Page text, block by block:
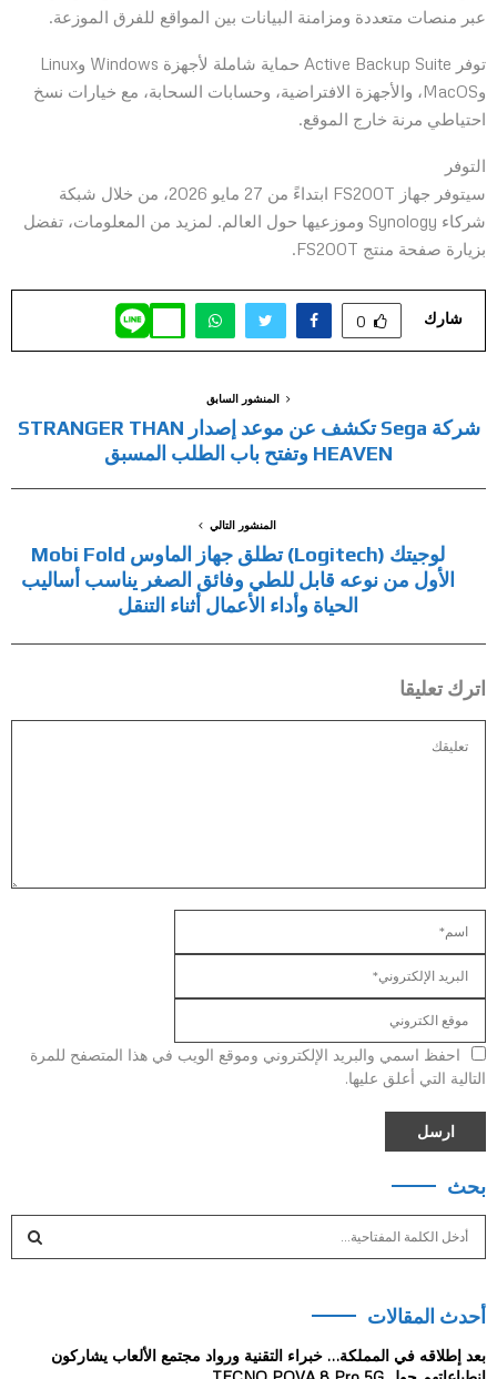
عبر منصات متعددة ومزامنة البيانات بين المواقع للفرق الموزعة.
توفر Active Backup Suite حماية شاملة لأجهزة Windows وLinux
وMacOS، والأجهزة الافتراضية، وحسابات السحابة، مع خيارات نسخ
احتياطي مرنة خارج الموقع.
التوفر
سيتوفر جهاز FS200T ابتداءً من 27 مايو 2026، من خلال شبكة
شركاء Synology وموزعيها حول العالم. لمزيد من المعلومات، تفضل
بزيارة صفحة منتج FS200T.
شارك 0
المنشور السابق
شركة Sega تكشف عن موعد إصدار STRANGER THAN
HEAVEN وتفتح باب الطلب المسبق
المنشور التالي
لوجيتك (Logitech) تطلق جهاز الماوس Mobi Fold
الأول من نوعه قابل للطي وفائق الصغر يناسب أساليب
الحياة وأداء الأعمال أثناء التنقل
اترك تعليقا
احفظ اسمي والبريد الإلكتروني وموقع الويب في هذا المتصفح للمرة
التالية التي أعلق عليها.
بحث
c
f
أحدث المقالات
بعد إطلاقه في المملكة… خبراء التقنية ورواد مجتمع الألعاب يشاركون